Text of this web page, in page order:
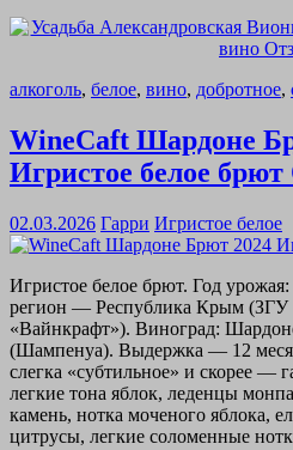
алкоголь, белое, вино, добротное,
WineCaft Шардоне
Игристое белое
02.03.2026 Гарри Игристое белое
Игристое белое брют. Год
регион — Республика Крым
«Вайнкрафт»). Виноград:
(Шампенуа). Выдержка — 12
слегка «субтильное» и скорее —
легкие тона яблок, леденцы
камень, нотка моченого яблока,
цитрусы, легкие соломенные